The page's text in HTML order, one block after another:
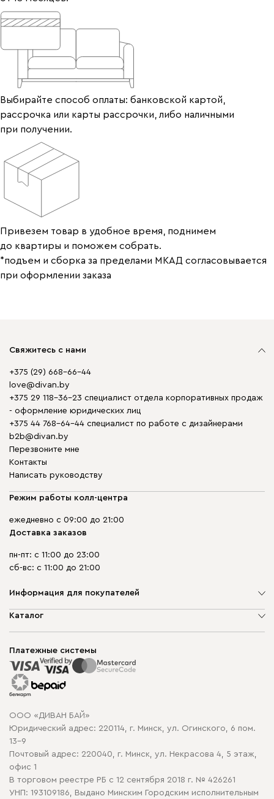
Выбирайте способ оплаты: банковской картой,
рассрочка или карты рассрочки, либо наличными
при получении.
Привезем товар в удобное время, поднимем
до квартиры и поможем собрать.
*подъем и сборка за пределами МКАД согласовывается
при оформлении заказа
Свяжитесь с нами
+375 (29) 668-66-44
love@divan.by
+375 29 118-36-23 специалист отдела корпоративных продаж
- оформление юридических лиц
+375 44 768-64-44 специалист по работе с дизайнерами
b2b@divan.by
Перезвоните мне
Контакты
Написать руководству
Режим работы колл-центра
ежедневно с 09:00 до 21:00
Доставка заказов
пн-пт: с 11:00 до 23:00
сб-вс: с 11:00 до 21:00
Информация для покупателей
О компании
Способы оплаты
Рассрочка и кредит
Гарантия
Карта сайта
Политика конфиденциальности
Политика в отношении обработки cookie
Каталог
Корпусная мебель
Распродажа мебели
Платежные системы
ООО «ДИВАН БАЙ»
Юридический адрес: 220114, г. Минск, ул. Огинского, 6 пом.
13-9
Почтовый адрес: 220040, г. Минск, ул. Некрасова 4, 5 этаж,
офис 1
В торговом реестре РБ с 12 сентября 2018 г. № 426261
УНП: 193109186, Выдано Минским Городским исполнительным